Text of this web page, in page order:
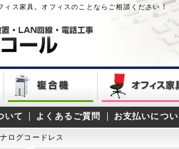
ス家具。オフィスのことならご相談ください！
いて よくあるご質問 お支払いにつ
ログコードレス